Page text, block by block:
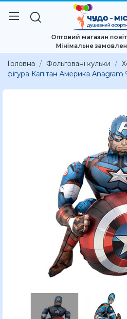
Оптовий магазин
Мінімальне
Головна Фольговані кульки
фігура Капітан Америка Anagram